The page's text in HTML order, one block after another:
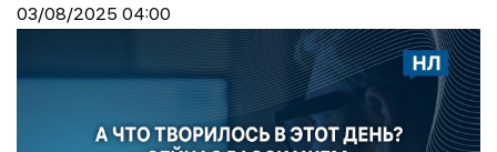
03/08/2025 04:00